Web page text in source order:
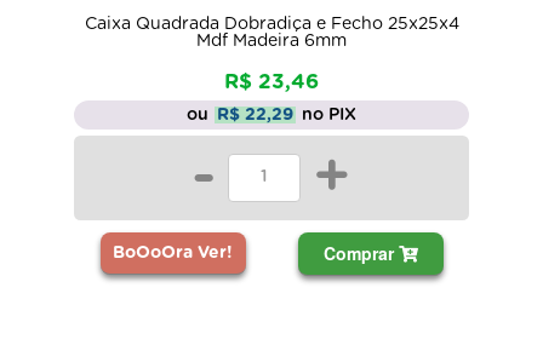
Caixa Quadrada Dobradiça e Fecho 25x25x4
Mdf Madeira 6mm
R$ 23,46
ou R$ 22,29 no PIX
- +
BoOoOra Ver! Comprar